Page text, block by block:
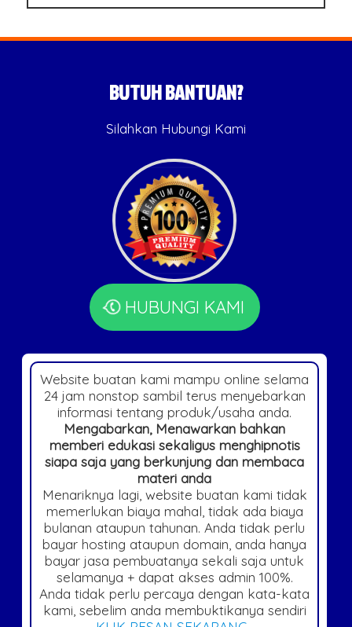
BUTUH BANTUAN?
Silahkan Hubungi Kami
HUBUNGI KAMI
Website buatan kami mampu online selama
24 jam nonstop sambil terus menyebarkan
informasi tentang produk/usaha anda.
Mengabarkan, Menawarkan bahkan
memberi edukasi sekaligus menghipnotis
siapa saja yang berkunjung dan membaca
materi anda
Menariknya lagi, website buatan kami tidak
memerlukan biaya mahal, tidak ada biaya
bulanan ataupun tahunan. Anda tidak perlu
bayar hosting ataupun domain, anda hanya
bayar jasa pembuatanya sekali saja untuk
selamanya + dapat akses admin 100%.
Anda tidak perlu percaya dengan kata-kata
kami, sebelim anda membuktikanya sendiri